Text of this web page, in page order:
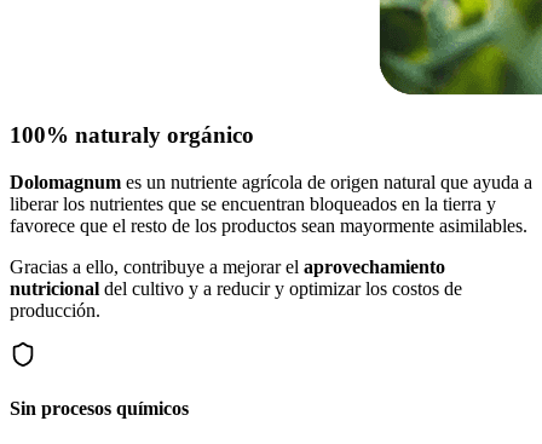
100% naturaly orgánico
Dolomagnum es un nutriente agrícola de origen natural que ayuda a
liberar los nutrientes que se encuentran bloqueados en la tierra y
favorece que el resto de los productos sean mayormente asimilables.
Gracias a ello, contribuye a mejorar el aprovechamiento
nutricional del cultivo y a reducir y optimizar los costos de
producción.
Sin procesos químicos